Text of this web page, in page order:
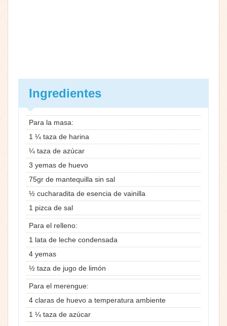
Ingredientes
Para la masa:
1 ¼ taza de harina
¼ taza de azúcar
3 yemas de huevo
75gr de mantequilla sin sal
½ cucharadita de esencia de vainilla
1 pizca de sal
Para el relleno:
1 lata de leche condensada
4 yemas
½ taza de jugo de limón
Para el merengue:
4 claras de huevo a temperatura ambiente
1 ¼ taza de azúcar